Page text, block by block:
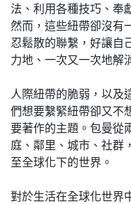
法、利用各種技巧、奉
然而，這些紐帶卻沒有
忍鬆散的聯繫，好讓自
力地、一次又一次地解
人際紐帶的脆弱，以及
們想要繫緊紐帶卻又不
要著作的主題。包曼從
庭、鄰里、城市、社群
至全球化下的世界。
對於生活在全球化世界